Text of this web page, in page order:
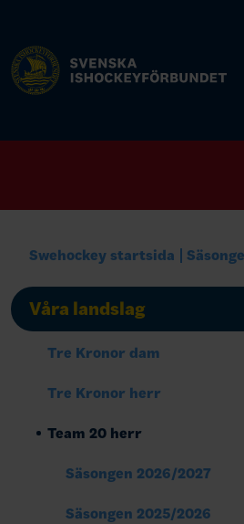
Swehockey startsida
Våra landslag
Tre Kronor dam
Tre Kronor herr
Team 20 herr
Säsongen 2026/2027
Säsongen 2025/2026